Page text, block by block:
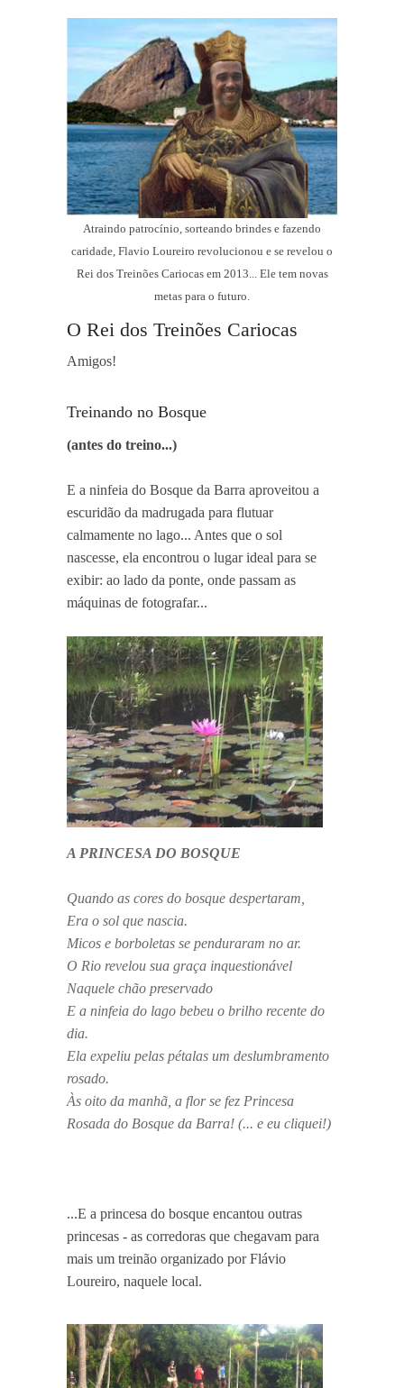
Atraindo patrocínio, sorteando brindes e fazendo
caridade, Flavio Loureiro revolucionou e se revelou o
Rei dos Treinões Cariocas em 2013... Ele tem novas
metas para o futuro.
O Rei dos Treinões Cariocas
Amigos!
Treinando no Bosque
(antes do treino...)
E a ninfeia do Bosque da Barra aproveitou a
escuridão da madrugada para flutuar
calmamente no lago... Antes que o sol
nascesse, ela encontrou o lugar ideal para se
exibir: ao lado da ponte, onde passam as
máquinas de fotografar...
A PRINCESA DO BOSQUE
Quando as cores do bosque despertaram,
Era o sol que nascia.
Micos e borboletas se penduraram no ar.
O Rio revelou sua graça inquestionável
Naquele chão preservado
E a ninfeia do lago bebeu o brilho recente do
dia.
Ela expeliu pelas pétalas um deslumbramento
rosado.
Às oito da manhã, a flor se fez Princesa
Rosada do Bosque da Barra! (... e eu cliquei!)
...E a princesa do bosque encantou outras
princesas - as corredoras que chegavam para
mais um treinão organizado por Flávio
Loureiro, naquele local.